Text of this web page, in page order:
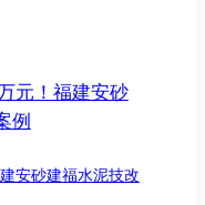
安砂建福水泥技改